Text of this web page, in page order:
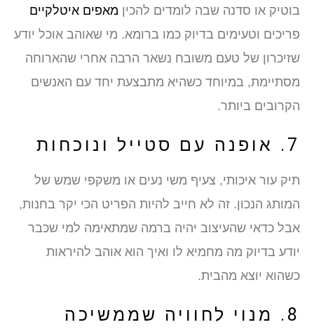
בוטיק או סדנה שבה לומדים להכין מאפים איטלקיים
פריכים וטעימים בדיוק כמו ברומא. מי שאוהב אוכל יודע
שזיכרון של טעם משובח נשאר הרבה אחרי שהארוחה
מסתיימת, במיוחד כשהיא מתבצעת יחד עם האנשים
הקרובים ביותר.
7. אופנה עם סטייל ונוכחות
תיק עור איכותי, צעיף משי נעים או משקפי שמש של
המותג הנכון. זה לא חייב להיות הפריט הכי יקר בחנות,
אבל כדאי שהעיצוב יהיה ברמה שמתאימה למי שכבר
יודע בדיוק מה מחמיא לו ואיך הוא אוהב להיראות
כשהוא יוצא מהבית.
8. מנוי לחוויה שממשיכה